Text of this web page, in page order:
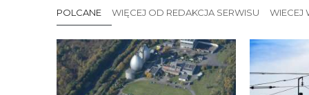
POLCANE WIĘCEJ OD REDAKCJA SERWISU WIECEJ